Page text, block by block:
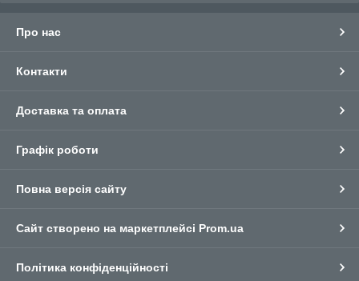
Про нас
Контакти
Доставка та оплата
Графік роботи
Повна версія сайту
Сайт створено на маркетплейсі Prom.ua
Політика конфіденційності